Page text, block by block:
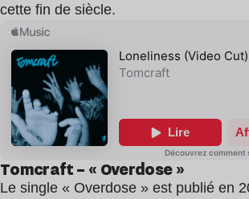
cette fin de siècle.
Tomcraft – « Overdose »
Le single « Overdose » est publié en